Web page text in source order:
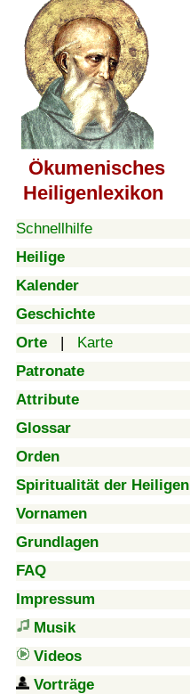
Ökumenisches
Heiligenlexikon
Schnellhilfe
Heilige
Kalender
Geschichte
Orte | Karte
Patronate
Attribute
Glossar
Orden
Spiritualität der Heiligen
Vornamen
Grundlagen
FAQ
Impressum
Musik
Videos
Vorträge